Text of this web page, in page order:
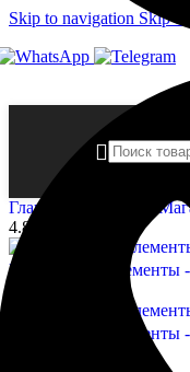
Skip to navigation Skip to
Главная страница
4.82.101
Подоконные элементы -
Подоконные элементы